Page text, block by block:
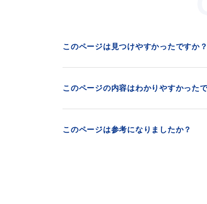
このページは見つけやすかったですか？
このページの内容はわかりやすかった
このページは参考になりましたか？